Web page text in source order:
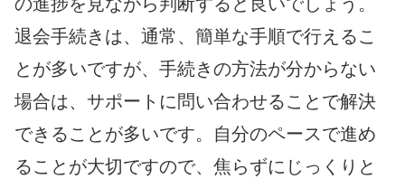
退会手続きは、通常、簡単な手順で行えるこ
とが多いですが、手続きの方法が分からない
場合は、サポートに問い合わせることで解決
できることが多いです。自分のペースで進め
ることが大切ですので、焦らずにじっくりと